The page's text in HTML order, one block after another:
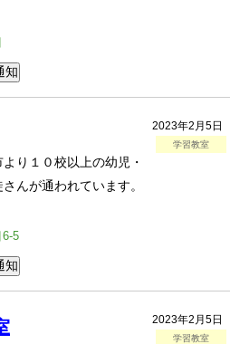
2023年2月5日
学習教室
り１０校以上の幼児・
んが通われています。
5
2023年2月5日
学習教室